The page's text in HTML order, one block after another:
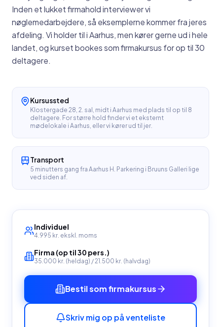
Inden et lukket firmahold interviewer vi
nøglemedarbejdere, så eksemplerne kommer fra jeres
afdeling. Vi holder til i Aarhus, men kører gerne ud i hele
landet, og kurset bookes som firmakursus for op til 30
deltagere.
Kursussted
Klostergade 28, 2. sal, midt i Aarhus med plads til op til 8
deltagere. For større hold finder vi et eksternt
mødelokale i Aarhus, eller vi kører ud til jer.
Transport
5 minutters gang fra Aarhus H. Parkering i Bruuns Galleri lige
ved siden af.
Individuel
4.995 kr. ekskl. moms
Firma (op til 30 pers.)
35.000 kr. (heldag) / 21.500 kr. (halvdag)
Bestil som firmakursus
Skriv mig op på venteliste